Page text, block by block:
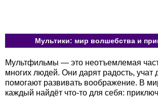
Мультики: мир волшебства и
Мультфильмы — это неотъемлемая
многих людей. Они дарят радость, учат
помогают развивать воображение. В
каждый найдёт что-то для себя: